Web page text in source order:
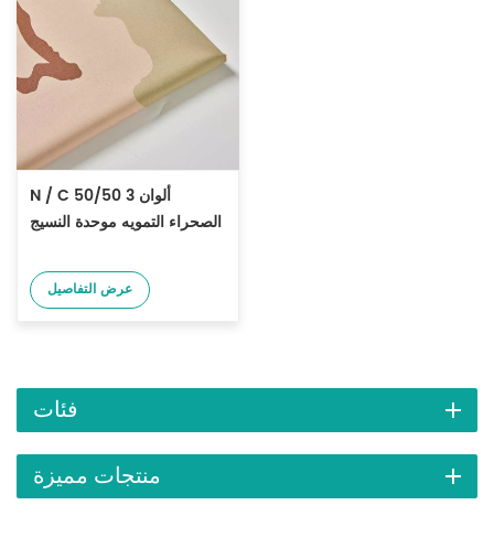
N / C 50/50 3 ألوان
الصحراء التمويه موحدة النسيج
عرض التفاصيل
فئات
منتجات مميزة